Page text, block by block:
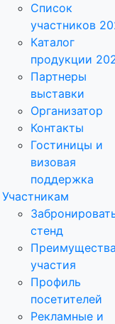
Список
участников
Каталог
продукции
Партнеры
выставки
Организатор
Контакты
Гостиницы и
визовая
поддержка
Участникам
стенд
участия
Профиль
посетителей
Рекламные и